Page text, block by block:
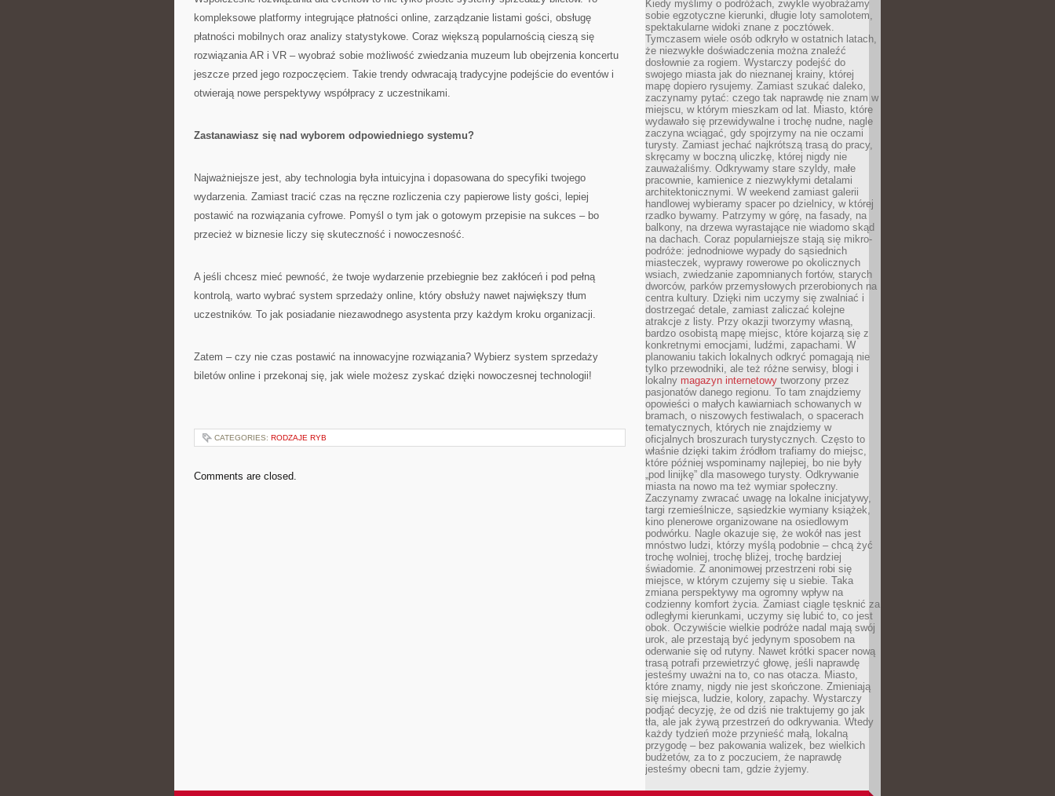
kompleksowe platformy integrujące płatności online, zarządzanie listami gości, obsługę
płatności mobilnych oraz analizy statystykowe. Coraz większą popularnością cieszą się
rozwiązania AR i VR – wyobraź sobie możliwość zwiedzania muzeum lub obejrzenia koncertu
jeszcze przed jego rozpoczęciem. Takie trendy odwracają tradycyjne podejście do eventów i
otwierają nowe perspektywy współpracy z uczestnikami.
Zastanawiasz się nad wyborem odpowiedniego systemu?
Najważniejsze jest, aby technologia była intuicyjna i dopasowana do specyfiki twojego
wydarzenia. Zamiast tracić czas na ręczne rozliczenia czy papierowe listy gości, lepiej
postawić na rozwiązania cyfrowe. Pomyśl o tym jak o gotowym przepisie na sukces – bo
przecież w biznesie liczy się skuteczność i nowoczesność.
A jeśli chcesz mieć pewność, że twoje wydarzenie przebiegnie bez zakłóceń i pod pełną
kontrolą, warto wybrać system sprzedaży online, który obsłuży nawet największy tłum
uczestników. To jak posiadanie niezawodnego asystenta przy każdym kroku organizacji.
Zatem – czy nie czas postawić na innowacyjne rozwiązania? Wybierz system sprzedaży
biletów online i przekonaj się, jak wiele możesz zyskać dzięki nowoczesnej technologii!
CATEGORIES: RODZAJE RYB
Comments are closed.
Kiedy myślimy o podróżach, zwykle wyobrażamy
sobie egzotyczne kierunki, długie loty samolotem,
spektakularne widoki znane z pocztówek.
Tymczasem wiele osób odkryło w ostatnich latach,
że niezwykłe doświadczenia można znaleźć
dosłownie za rogiem. Wystarczy podejść do
swojego miasta jak do nieznanej krainy, której
mapę dopiero rysujemy. Zamiast szukać daleko,
zaczynamy pytać: czego tak naprawdę nie znam w
miejscu, w którym mieszkam od lat. Miasto, które
wydawało się przewidywalne i trochę nudne, nagle
zaczyna wciągać, gdy spojrzymy na nie oczami
turysty. Zamiast jechać najkrótszą trasą do pracy,
skręcamy w boczną uliczkę, której nigdy nie
zauważaliśmy. Odkrywamy stare szyldy, małe
pracownie, kamienice z niezwykłymi detalami
architektonicznymi. W weekend zamiast galerii
handlowej wybieramy spacer po dzielnicy, w której
rzadko bywamy. Patrzymy w górę, na fasady, na
balkony, na drzewa wyrastające nie wiadomo skąd
na dachach. Coraz popularniejsze stają się mikro-
podróże: jednodniowe wypady do sąsiednich
miasteczek, wyprawy rowerowe po okolicznych
wsiach, zwiedzanie zapomnianych fortów, starych
dworców, parków przemysłowych przerobionych na
centra kultury. Dzięki nim uczymy się zwalniać i
dostrzegać detale, zamiast zaliczać kolejne
atrakcje z listy. Przy okazji tworzymy własną,
bardzo osobistą mapę miejsc, które kojarzą się z
konkretnymi emocjami, ludźmi, zapachami. W
planowaniu takich lokalnych odkryć pomagają nie
tylko przewodniki, ale też różne serwisy, blogi i
lokalny magazyn internetowy tworzony przez
pasjonatów danego regionu. To tam znajdziemy
opowieści o małych kawiarniach schowanych w
bramach, o niszowych festiwalach, o spacerach
tematycznych, których nie znajdziemy w
oficjalnych broszurach turystycznych. Często to
właśnie dzięki takim źródłom trafiamy do miejsc,
które później wspominamy najlepiej, bo nie były
„pod linijkę” dla masowego turysty. Odkrywanie
miasta na nowo ma też wymiar społeczny.
Zaczynamy zwracać uwagę na lokalne inicjatywy,
targi rzemieślnicze, sąsiedzkie wymiany książek,
kino plenerowe organizowane na osiedlowym
podwórku. Nagle okazuje się, że wokół nas jest
mnóstwo ludzi, którzy myślą podobnie – chcą żyć
trochę wolniej, trochę bliżej, trochę bardziej
świadomie. Z anonimowej przestrzeni robi się
miejsce, w którym czujemy się u siebie. Taka
zmiana perspektywy ma ogromny wpływ na
codzienny komfort życia. Zamiast ciągle tęsknić za
odległymi kierunkami, uczymy się lubić to, co jest
obok. Oczywiście wielkie podróże nadal mają swój
urok, ale przestają być jedynym sposobem na
oderwanie się od rutyny. Nawet krótki spacer nową
trasą potrafi przewietrzyć głowę, jeśli naprawdę
jesteśmy uważni na to, co nas otacza. Miasto,
które znamy, nigdy nie jest skończone. Zmieniają
się miejsca, ludzie, kolory, zapachy. Wystarczy
podjąć decyzję, że od dziś nie traktujemy go jak
tła, ale jak żywą przestrzeń do odkrywania. Wtedy
każdy tydzień może przynieść małą, lokalną
przygodę – bez pakowania walizek, bez wielkich
budżetów, za to z poczuciem, że naprawdę
jesteśmy obecni tam, gdzie żyjemy.